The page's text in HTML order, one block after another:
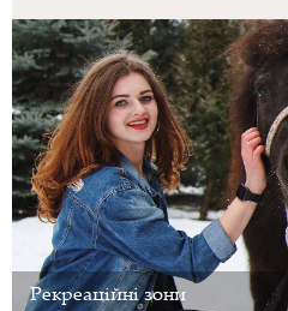
Рекреаційні зони